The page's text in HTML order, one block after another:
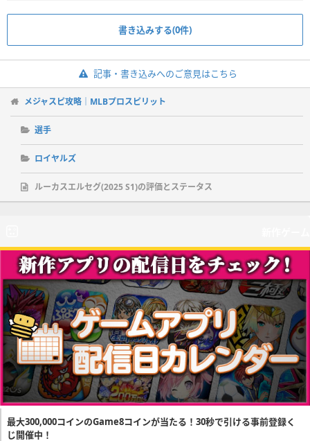
書き込みする(0件)
記事・書き込みへのご意見はこちら
メジャスピ攻略｜MLBプロスピリット
選手
ロイヤルズ
ルーカスエルセグ(2025 S1)の評価とステータス
最大300,000コインのGame8コインが当たる！30秒で引ける事前登録く
じ開催中！